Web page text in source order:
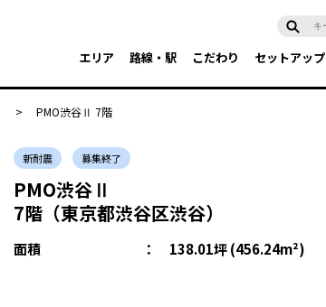
エリア 路線・駅 こだわり セットアップ
> PMO渋谷Ⅱ 7階
新耐震 募集終了
PMO渋谷Ⅱ
7階（東京都渋谷区渋谷）
面積 ： 138.01坪 (456.24m²)